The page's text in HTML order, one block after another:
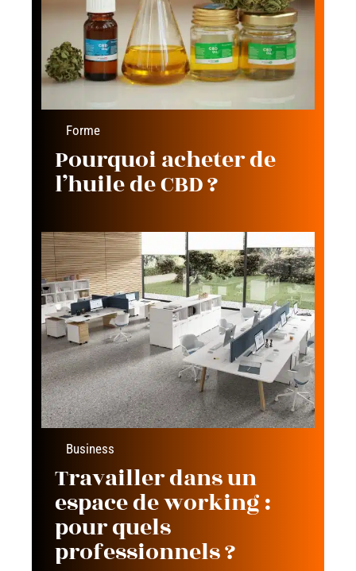
Forme
Pourquoi acheter de
l’huile de CBD ?
Business
Travailler dans un
espace de working :
pour quels
professionnels ?